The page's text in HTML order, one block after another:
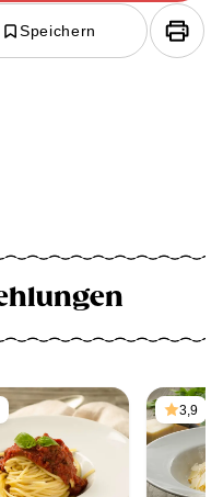
Speichern
3,9